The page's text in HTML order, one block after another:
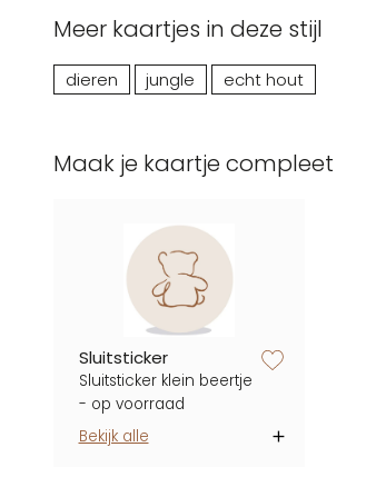
Meer kaartjes in deze stijl
dieren jungle echt hout
Maak je kaartje compleet
Sluitsticker
Sluitsticker klein beertje
- op voorraad
Bekijk alle